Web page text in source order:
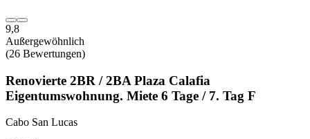
9,8
Außergewöhnlich
(26 Bewertungen)
Renovierte 2BR / 2BA Plaza Calafia
Eigentumswohnung. Miete 6 Tage / 7. Tag F
Cabo San Lucas